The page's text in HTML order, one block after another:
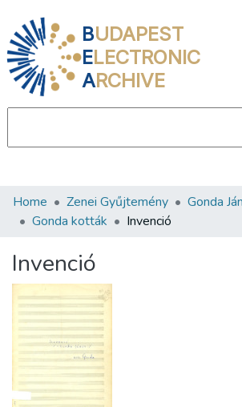
BUDAPEST
ELECTRONIC
ARCHIVE
Communities & Collections
Statistics
About us
Home Zenei Gyűjtemény
Gonda
Gonda kották
Invenció
Invenció